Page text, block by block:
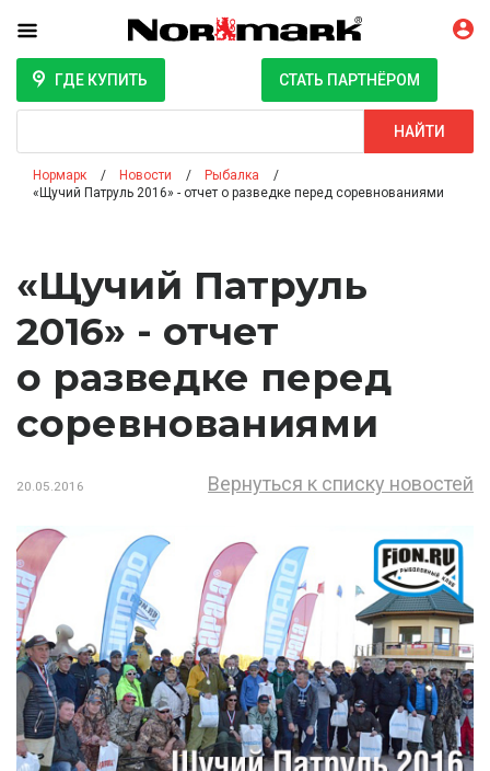
ГДЕ КУПИТЬ СТАТЬ ПАРТНЁРОМ
НАЙТИ
Нормарк Новости
Рыбалка
«Щучий Патруль 2016» - отчет о разведке перед соревнованиями
«Щучий Патруль
2016» - отчет
о разведке перед
соревнованиями
20.05.2016 Вернуться к списку новостей